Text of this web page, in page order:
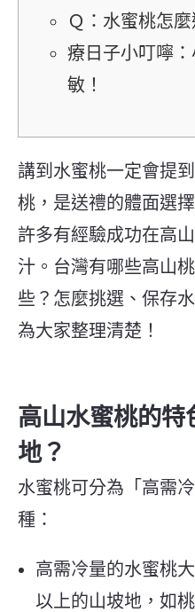
Ｑ：水蜜桃怎麼
療日子小叮嚀
敏！
講到水蜜桃一定會提
桃，是送禮的體面選
許多有經驗成功在高
汁。台灣有哪些高山
些？怎麼挑選、保存
為大家整理清楚！
高山水蜜桃的特
地？
水蜜桃可分為「高需
種：
高需冷量的水蜜桃
以上的山坡地，如